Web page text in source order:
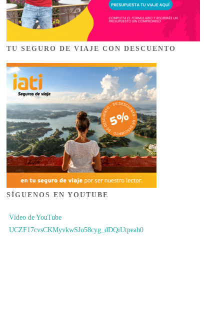
TU SEGURO DE VIAJE CON DESCUENTO
SÍGUENOS EN YOUTUBE
Vídeo de YouTube
UCZF17cvsCKMyvkwSJo58cyg_dDQiUtpeah0